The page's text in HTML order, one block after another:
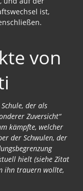
ist,
von
der als
Zuversicht“
kämpfte, welcher
der Schwulen, der
hielt (siehe Zitat
ihn trauern wollte,